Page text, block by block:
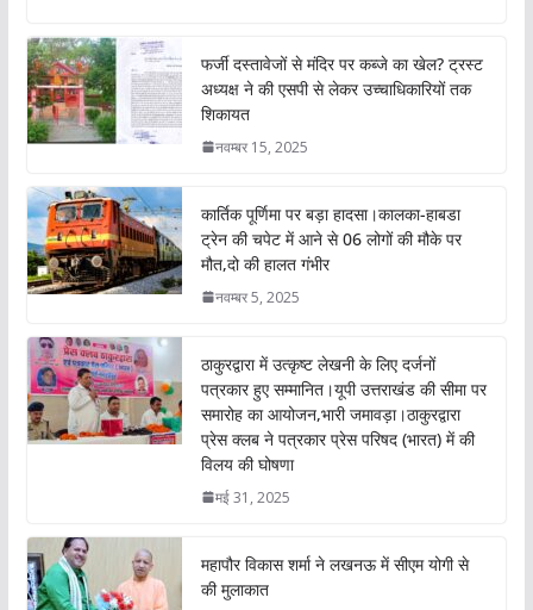
o
o
k
A
p
p
फर्जी दस्तावेजों से मंदिर पर कब्जे का खेल? ट्रस्ट
अध्यक्ष ने की एसपी से लेकर उच्चाधिकारियों तक
शिकायत
नवम्बर 15, 2025
कार्तिक पूर्णिमा पर बड़ा हादसा।कालका-हाबडा
ट्रेन की चपेट में आने से 06 लोगों की मौके पर
मौत,दो की हालत गंभीर
नवम्बर 5, 2025
ठाकुरद्वारा में उत्कृष्ट लेखनी के लिए दर्जनों
पत्रकार हुए सम्मानित।यूपी उत्तराखंड की सीमा पर
समारोह का आयोजन,भारी जमावड़ा।ठाकुरद्वारा
प्रेस क्लब ने पत्रकार प्रेस परिषद (भारत) में की
विलय की घोषणा
मई 31, 2025
महापौर विकास शर्मा ने लखनऊ में सीएम योगी से
की मुलाकात